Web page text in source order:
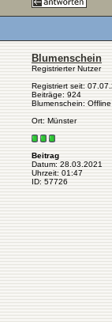
Blumenschein
Registrierter Nutzer
Registriert seit:
Beiträge: 924
Blumenschein: Offline
Ort: Münster
Beitrag
Datum: 28.03.2021
Uhrzeit: 01:47
ID: 57726